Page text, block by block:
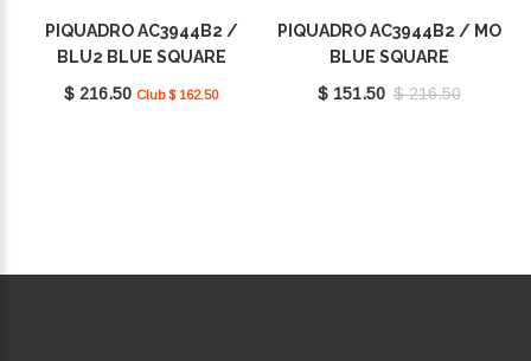
PIQUADRO AC3944B2 /
BLU2 BLUE SQUARE
$ 216.50 Club $ 162.50
PIQUADRO AC3944B2 / MO
BLUE SQUARE
$ 151.50 $ 216.50